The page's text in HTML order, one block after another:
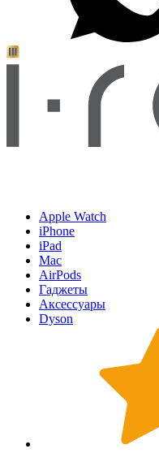
Apple Watch
iPhone
iPad
Mac
AirPods
Гаджеты
Аксессуары
Dyson